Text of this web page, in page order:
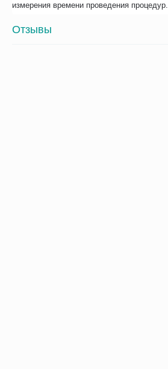
измерения времени проведения процедур.
Отзывы